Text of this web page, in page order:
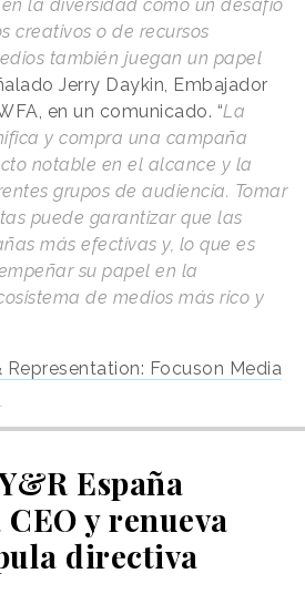
la diversidad como un desafío
creativos o de recursos
también juegan un papel
Jerry Daykin, Embajador
en un comunicado. “La
y compra una campaña
notable en el alcance y la
grupos de audiencia. Tomar
puede garantizar que las
más efectivas y, lo que es
su papel en la
de medios más rico y
Representation: Focuson Media
España
y renueva
directiva